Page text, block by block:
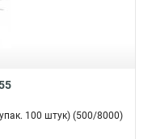
100 штук) (500/8000)